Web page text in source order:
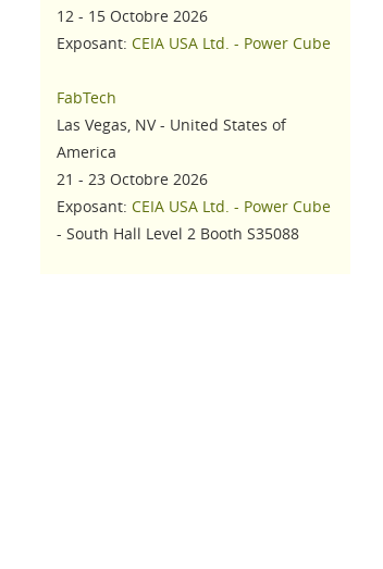
12 - 15 Octobre 2026
Exposant: CEIA USA Ltd. - Power Cube
FabTech
Las Vegas, NV - United States of
America
21 - 23 Octobre 2026
Exposant: CEIA USA Ltd. - Power Cube
- South Hall Level 2 Booth S35088